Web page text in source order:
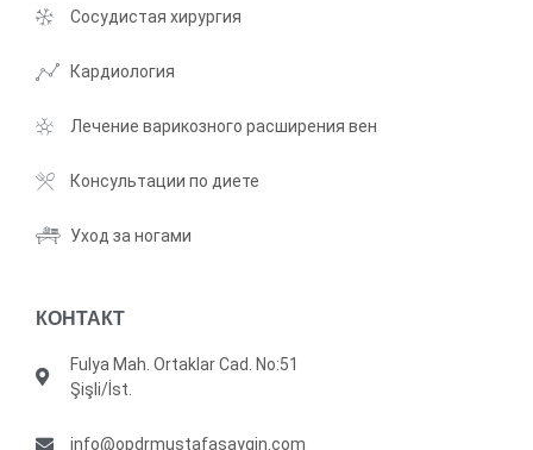
Сосудистая хирургия
Кардиология
Лечение варикозного расширения вен
Консультации по диете
Уход за ногами
КОНТАКТ
Fulya Mah. Ortaklar Cad. No:51
Şişli/İst.
info@opdrmustafasaygin.com